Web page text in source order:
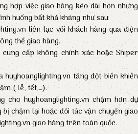
hợp việc giao hàng kéo dài hơn nhưng
huống bất khả kháng như sau:
liên lạc với khách hàng qua điện
thể giao hàng.
cấp không chính xác hoặc Shiper
huyhoanglighting.vn tăng đột biến khiến
( lễ, tết,…).
cho huyhoanglighting.vn chậm hơn dự
bị chậm lại hoặc đối tác vận chuyển giao
giao hàng trên toàn quốc.